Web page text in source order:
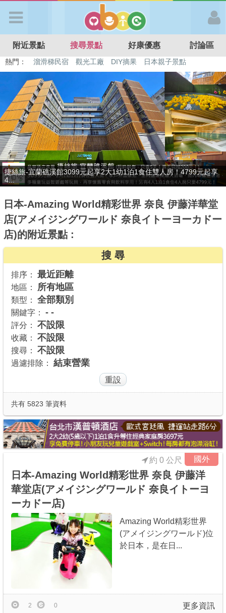
APP登入
首 頁
搜尋景點
好康優惠
最新消息
最新留言
商家合作
推薦景點
討論區
聯絡我們
附近景點 搜尋景點 好康優惠 討論區
熱門： 溜滑梯民宿 觀光工廠 DIY摘果
日本親子景點
特色遊戲場
親子住房優惠 台北親子餐廳 溫泉泡湯SPA
贈九族文化村門票2張(總價值1100元*2)！4099元享日月潭經典大飯
店...
日本-Amazing World精彩世界 奈良 伊藤洋華堂
店(アメイジングワールド 奈良イトーヨーカドー
店)的附近景點 :
搜 尋
排序： 最近距離
地區： 所有地區
類型： 全部類別
關鍵字： - -
評分： 不設限
收藏： 不設限
搜尋： 不設限
過濾排除： 結束營業
共有 5823 筆資料
國外
日本-Amazing World精彩世界 奈良 伊藤洋
華堂店(アメイジングワールド 奈良イトーヨ
ーカドー店)
約 0 公尺
Amazing World精彩世界
(アメイジングワールド)位
於日本，是在日...
更多資訊
2 0